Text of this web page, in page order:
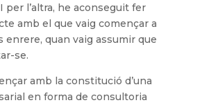
l’altra, he aconseguit fer
amb el que vaig començar a
enrere, quan vaig assumir que
se.
amb la constitució d’una
en forma de consultoria